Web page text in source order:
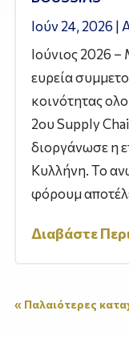
Ιούν 24, 2026 |
Ιούνιος 2026 –
ευρεία
κοινότητας
2ου Supply
διοργάνωσε η
Κυλλήνη. Το
φόρουμ
Διαβάστε
« Παλαιότερες